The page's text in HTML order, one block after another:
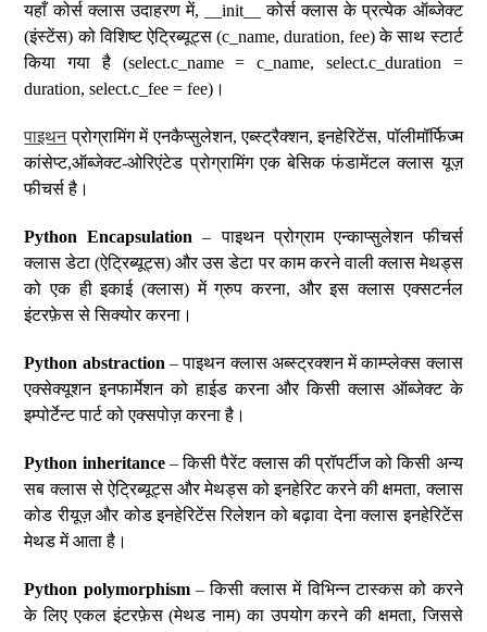
यहाँ कोर्स क्लास उदाहरण में, __init__ कोर्स क्लास के प्रत्येक ऑब्जेक्ट
(इंस्टेंस) को विशिष्ट ऐट्रिब्यूट्स (c_name, duration, fee) के साथ स्टार्ट
किया गया है (select.c_name = c_name, select.c_duration =
duration, select.c_fee = fee)।
पाइथनप्रोग्रामिंग में एनकैप्सुलेशन, एब्स्ट्रैक्शन, इनहेरिटेंस, पॉलीमॉर्फिज्म
कांसेप्ट,ऑब्जेक्ट-ओरिएंटेड प्रोग्रामिंग एक बेसिक फंडामेंटल क्लास यूज़
फीचर्स है।
Python Encapsulation – पाइथन प्रोग्राम एन्काप्सुलेशन फीचर्स
क्लास डेटा (ऐट्रिब्यूट्स) और उस डेटा पर काम करने वाली क्लास मेथड्स
को एक ही इकाई (क्लास) में ग्रुप करना, और इस क्लास एक्सटर्नल
इंटरफ़ेस से सिक्योर करना।
Python abstraction – पाइथन क्लास अब्स्ट्रक्शन में काम्प्लेक्स क्लास
एक्सेक्यूशन इनफार्मेशन को हाईड करना और किसी क्लास ऑब्जेक्ट के
इम्पोर्टेन्ट पार्ट को एक्सपोज़ करना है।
Python inheritance– किसी पैरेंट क्लास की प्रॉपर्टीज को किसी अन्य
सब क्लास से ऐट्रिब्यूट्स और मेथड्स को इनहेरिट करने की क्षमता, क्लास
कोड रीयूज़ और कोड इनहेरिटेंस रिलेशन को बढ़ावा देना क्लास इनहेरिटेंस
मेथड में आता है।
Python polymorphism– किसी क्लास में विभिन्न टास्कस को करने
के लिए एकल इंटरफ़ेस (मेथड नाम) का उपयोग करने की क्षमता, जिससे